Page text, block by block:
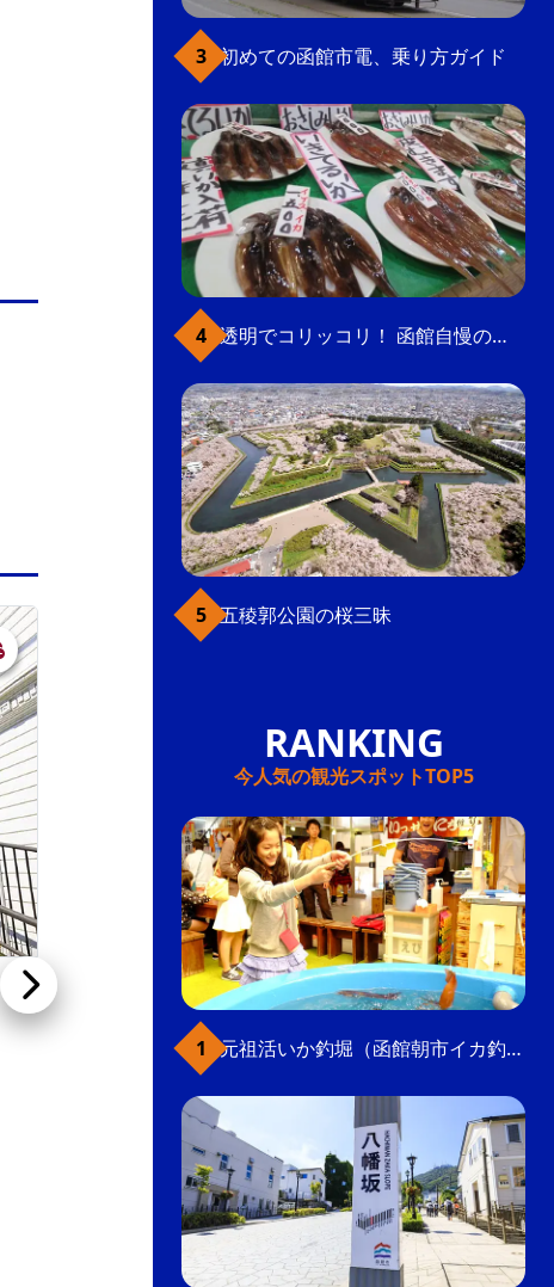
ベイエリア
CASA FLOR
二十間坂にポツンと佇むおしゃれなバー。女性
オーナーこだわりの空間が心地よく、広い窓ガ
ラスを持ちながら、中に入るとどこか隠れ家
的。お酒のセレクトも魅力。
飲食店
こだわり条件(グルメ)
初めての函館市電、乗り方ガイド
透明でコリッコリ！ 函館自慢のいかをどうぞ
五稜郭公園の桜三昧
今人気の観光スポットTOP5
元祖活いか釣堀（函館朝市イカ釣り体験）